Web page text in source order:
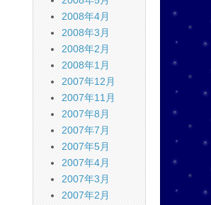
2008年4月
2008年3月
2008年2月
2008年1月
2007年12月
2007年11月
2007年8月
2007年7月
2007年5月
2007年4月
2007年3月
2007年2月